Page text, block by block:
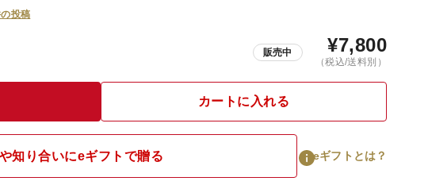
投稿
販売中 ¥7,800
（税込/送料別）
カートに入れる
知り合いにeギフトで贈る eギフトとは？